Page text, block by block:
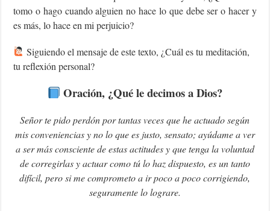
tomo o hago cuando alguien no hace lo que debe ser o hacer y
es más, lo hace en mi perjuicio?
Siguiendo el mensaje de este texto, ¿Cuál es tu meditación,
tu reflexión personal?
Oración, ¿Qué le decimos a Dios?
Señor te pido perdón por tantas veces que he actuado según
mis conveniencias y no lo que es justo, sensato; ayúdame a ver
a ser más consciente de estas actitudes y que tenga la voluntad
de corregirlas y actuar como tú lo haz dispuesto, es un tanto
difícil, pero si me comprometo a ir poco a poco corrigiendo,
seguramente lo lograre.